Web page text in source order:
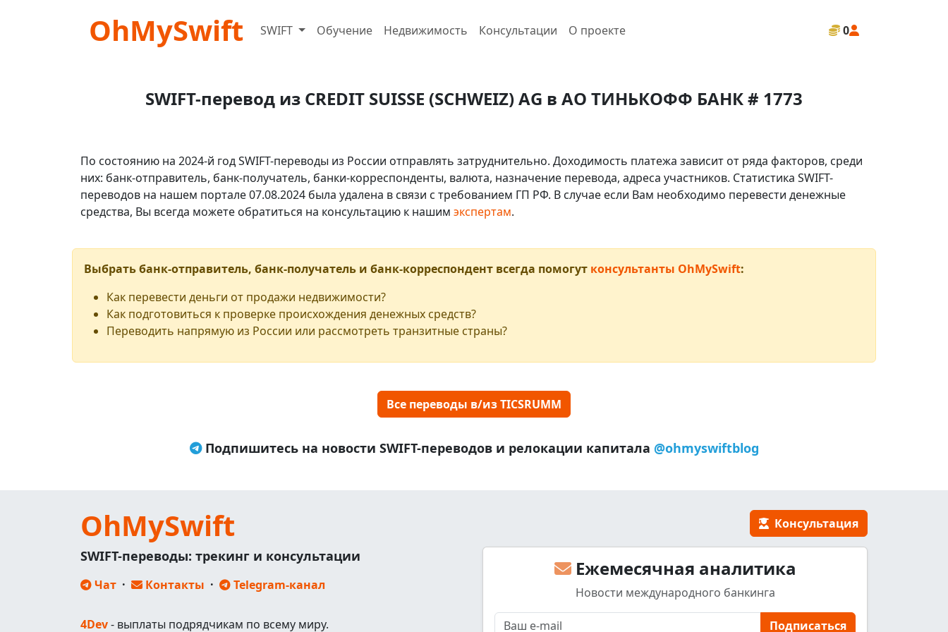
OhMySwift SWIFT Обучение Недвижимость Консультации О проекте 0
SWIFT-перевод из CREDIT SUISSE (SCHWEIZ) AG в АО ТИНЬКОФФ БАНК # 1773
По состоянию на 2024-й год SWIFT-переводы из России отправлять затруднительно. Доходимость платежа зависит от ряда факторов, среди
них: банк-отправитель, банк-получатель, банки-корреспонденты, валюта, назначение перевода, адреса участников. Статистика SWIFT-
переводов на нашем портале 07.08.2024 была удалена в связи с требованием ГП РФ. В случае если Вам необходимо перевести денежные
средства, Вы всегда можете обратиться на консультацию к нашим экспертам.
Выбрать банк-отправитель, банк-получатель и банк-корреспондент всегда помогут консультанты OhMySwift:
Как перевести деньги от продажи недвижимости?
Как подготовиться к проверке происхождения денежных средств?
Переводить напрямую из России или рассмотреть транзитные страны?
Все переводы в/из TICSRUMM
Подпишитесь на новости SWIFT-переводов и релокации капитала @ohmyswiftblog
OhMySwift Консультация
SWIFT-переводы: трекинг и консультации
Чат · Контакты · Telegram-канал
4Dev- выплаты подрядчикам по всему миру.
Ежемесячная аналитика
Новости международного банкинга
Подписаться